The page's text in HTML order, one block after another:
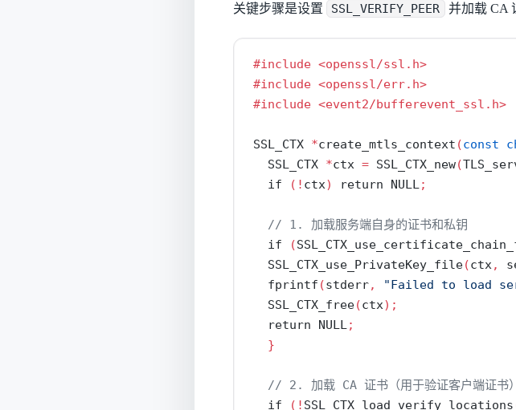
关键步骤是设置 SSL_VERIFY_PEER 并加载 CA
#include <openssl/ssl.h>
#include <openssl/err.h>
#include <event2/bufferevent_ssl.h>
SSL_CTX *create_mtls_context (const
  SSL_CTX
*ctx = SSL_CTX_new(
if
(! ctx) return NULL;
// 1. 加载服务端自身的证书和私钥
if
(
  SSL_CTX_use_PrivateKey_file
(ctx,
  fprintf
(stderr, "Failed to load
  SSL_CTX_free
(ctx);
return NULL;
}
// 2. 加载 CA 证书（用于验证客户端证书）
if
(! SSL_CTX_load_verify_locations